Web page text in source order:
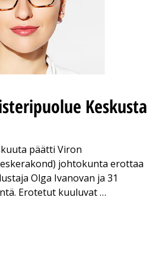
Keskusta
päätti Viron
johtokunta erottaa
Olga Ivanovan ja 31
Erotetut kuuluvat …